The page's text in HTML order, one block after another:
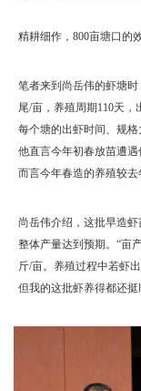
精耕细作，800亩塘口的
笔者来到尚岳伟的虾塘
尾/亩，养殖周期110天，
每个塘的出虾时间、规格
他直言今年初春放苗遭
而言今年春造的养殖较去
尚岳伟介绍，这批早造虾
整体产量达到预期。“亩
斤/亩。养殖过程中若虾
但我的这批虾养得都还挺